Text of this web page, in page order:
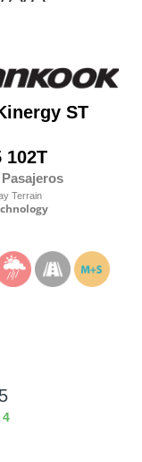
ST
102T
Terrain